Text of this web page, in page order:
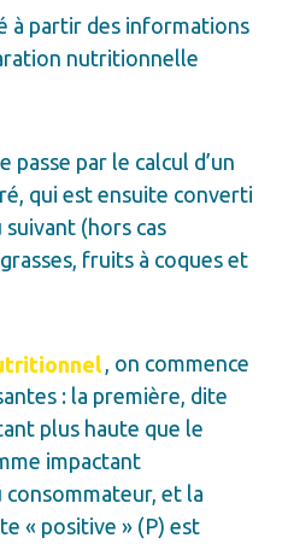
à partir des informations
nutritionnelle
par le calcul d’un
qui est ensuite converti
(hors cas
fruits à coques et
, on commence
: la première, dite
plus haute que le
impactant
et la
« positive » (P) est